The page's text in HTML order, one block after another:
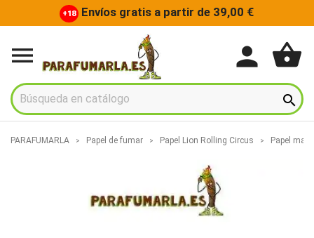
+18 Envíos gratis a partir de 39,00 €
 person shopping_basket

PARAFUMARLA Papel de fumar Papel Lion Rolling Circus Papel